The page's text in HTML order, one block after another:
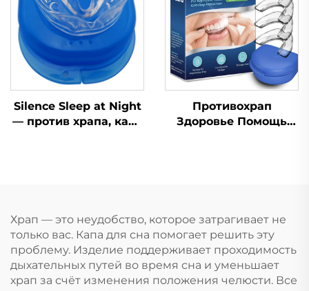
капа, средства
личной гигиены,
помощь при сне и
храпе
сна, силиконовая и
EVA-капа от храпа
Silence Sleep at Night
— против храпа, капа
Противохрап
Здоровье Помощь
ртом во сне Лента
для рта
Храп — это неудобство, которое затрагивает не
только вас. Капа для сна помогает решить эту
проблему. Изделие поддерживает проходимость
дыхательных путей во время сна и уменьшает
храп за счёт изменения положения челюсти. Все